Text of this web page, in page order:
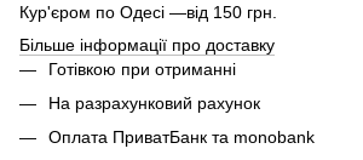
Кур'єром по Одесі —від 150 грн.
Більше інформації про доставку
Готівкою при отриманні
На разрахунковий рахунок
Оплата ПриватБанк та monobank